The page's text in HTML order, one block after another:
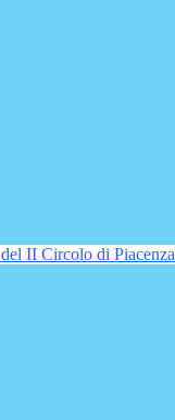
del II Circolo di Piacenza